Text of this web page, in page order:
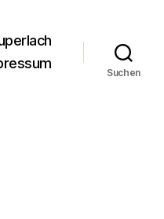
Suchen